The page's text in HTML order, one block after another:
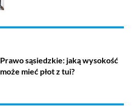
Prawo sąsiedzkie: jaką wysokość
może mieć płot z tui?